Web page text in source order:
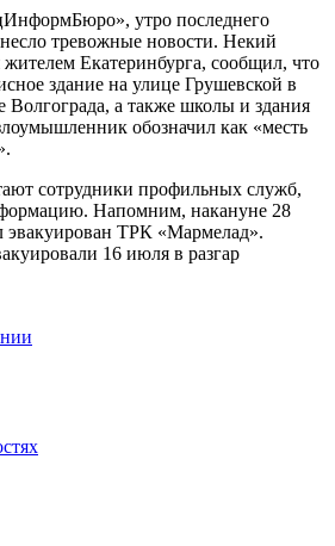
утро последнего
тревожные новости. Некий
Екатеринбурга, сообщил, что
здание на улице Грушевской в
а также школы и здания
обозначил как «месть
сотрудники профильных служб,
Напомним, накануне 28
эвакуирован ТРК «Мармелад».
16 июля в разгар